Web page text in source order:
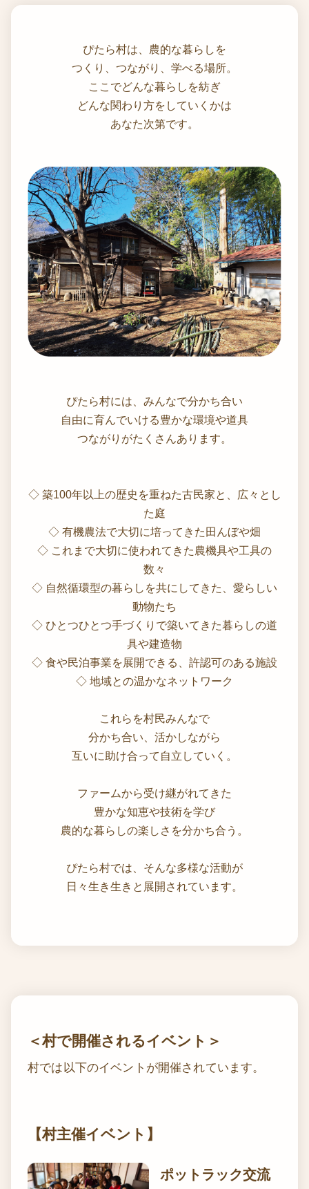
ぴたら村は、農的な暮らしを
つくり、つながり、学べる場所。
ここでどんな暮らしを紡ぎ
どんな関わり方をしていくかは
あなた次第です。
ぴたら村には、みんなで分かち合い
自由に育んでいける豊かな環境や道具
つながりがたくさんあります。
◇ 築100年以上の歴史を重ねた古民家と、広々とし
た庭
◇ 有機農法で大切に培ってきた田んぼや畑
◇ これまで大切に使われてきた農機具や工具の
数々
◇ 自然循環型の暮らしを共にしてきた、愛らしい
動物たち
◇ ひとつひとつ手づくりで築いてきた暮らしの道
具や建造物
◇ 食や民泊事業を展開できる、許認可のある施設
◇ 地域との温かなネットワーク
これらを村民みんなで
分かち合い、活かしながら
互いに助け合って自立していく。
ファームから受け継がれてきた
豊かな知恵や技術を学び
農的な暮らしの楽しさを分かち合う。
ぴたら村では、そんな多様な活動が
日々生き生きと展開されています。
＜村で開催されるイベント＞
村では以下のイベントが開催されています。
【村主催イベント】
ポットラック交流